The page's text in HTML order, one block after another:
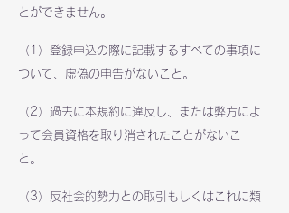
とができません。
（1）登録申込の際に記載するすべての事項に
ついて、虚偽の申告がないこと。
（2）過去に本規約に違反し、または弊方によ
って会員資格を取り消されたことがないこ
と。
（3）反社会的勢力との取引もしくはこれに類